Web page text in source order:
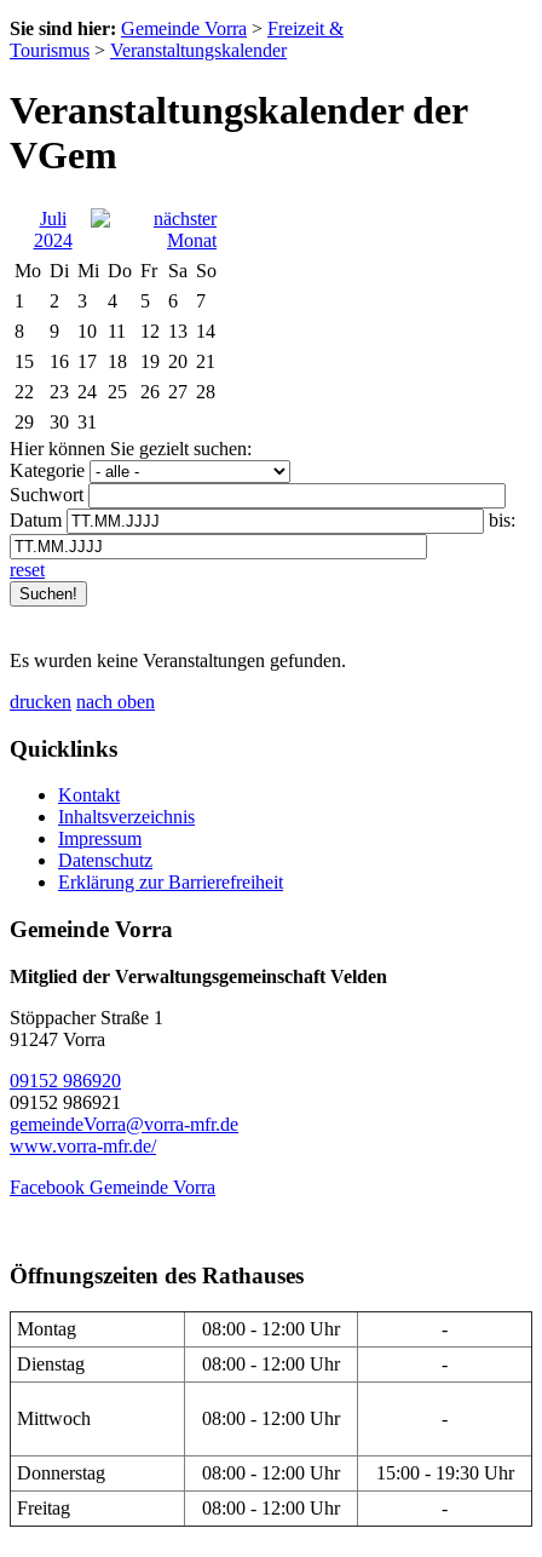
Sie sind hier: Gemeinde Vorra > Freizeit &
Tourismus > Veranstaltungskalender
Veranstaltungskalender der
VGem
Juli
2024
Mo Di Mi Do Fr Sa So
1
2 3 4 5 6
7
8
9 10 11 12 13 14
15
16 17 18 19 20 21
22
23 24 25 26 27 28
29
30 31
Hier können Sie gezielt suchen:
Kategorie
Suchwort
Datum
bis:
reset
Es wurden keine Veranstaltungen gefunden.
drucken nach oben
Quicklinks
Kontakt
Inhaltsverzeichnis
Impressum
Datenschutz
Erklärung zur Barrierefreiheit
Gemeinde Vorra
Mitglied der Verwaltungsgemeinschaft Velden
Stöppacher Straße 1
91247 Vorra
09152 986920
09152 986921
gemeindeVorra@vorra-mfr.de
www.vorra-mfr.de/
Facebook Gemeinde Vorra
Öffnungszeiten des Rathauses
Montag 08:00 - 12:00 Uhr
-
Dienstag
08:00 - 12:00 Uhr -
Mittwoch 08:00 - 12:00 Uhr -
Donnerstag 08:00 - 12:00 Uhr
15:00 - 19:30 Uhr
Freitag
08:00 - 12:00 Uhr -